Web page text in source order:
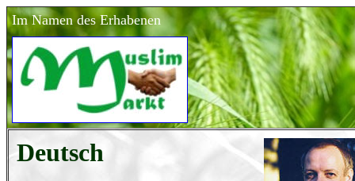
Im Namen des Erhabenen
Deutsch